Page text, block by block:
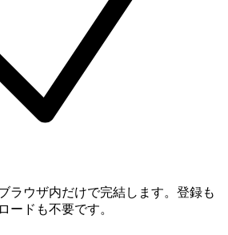
ラウザ内だけで完結します。登録も
ードも不要です。